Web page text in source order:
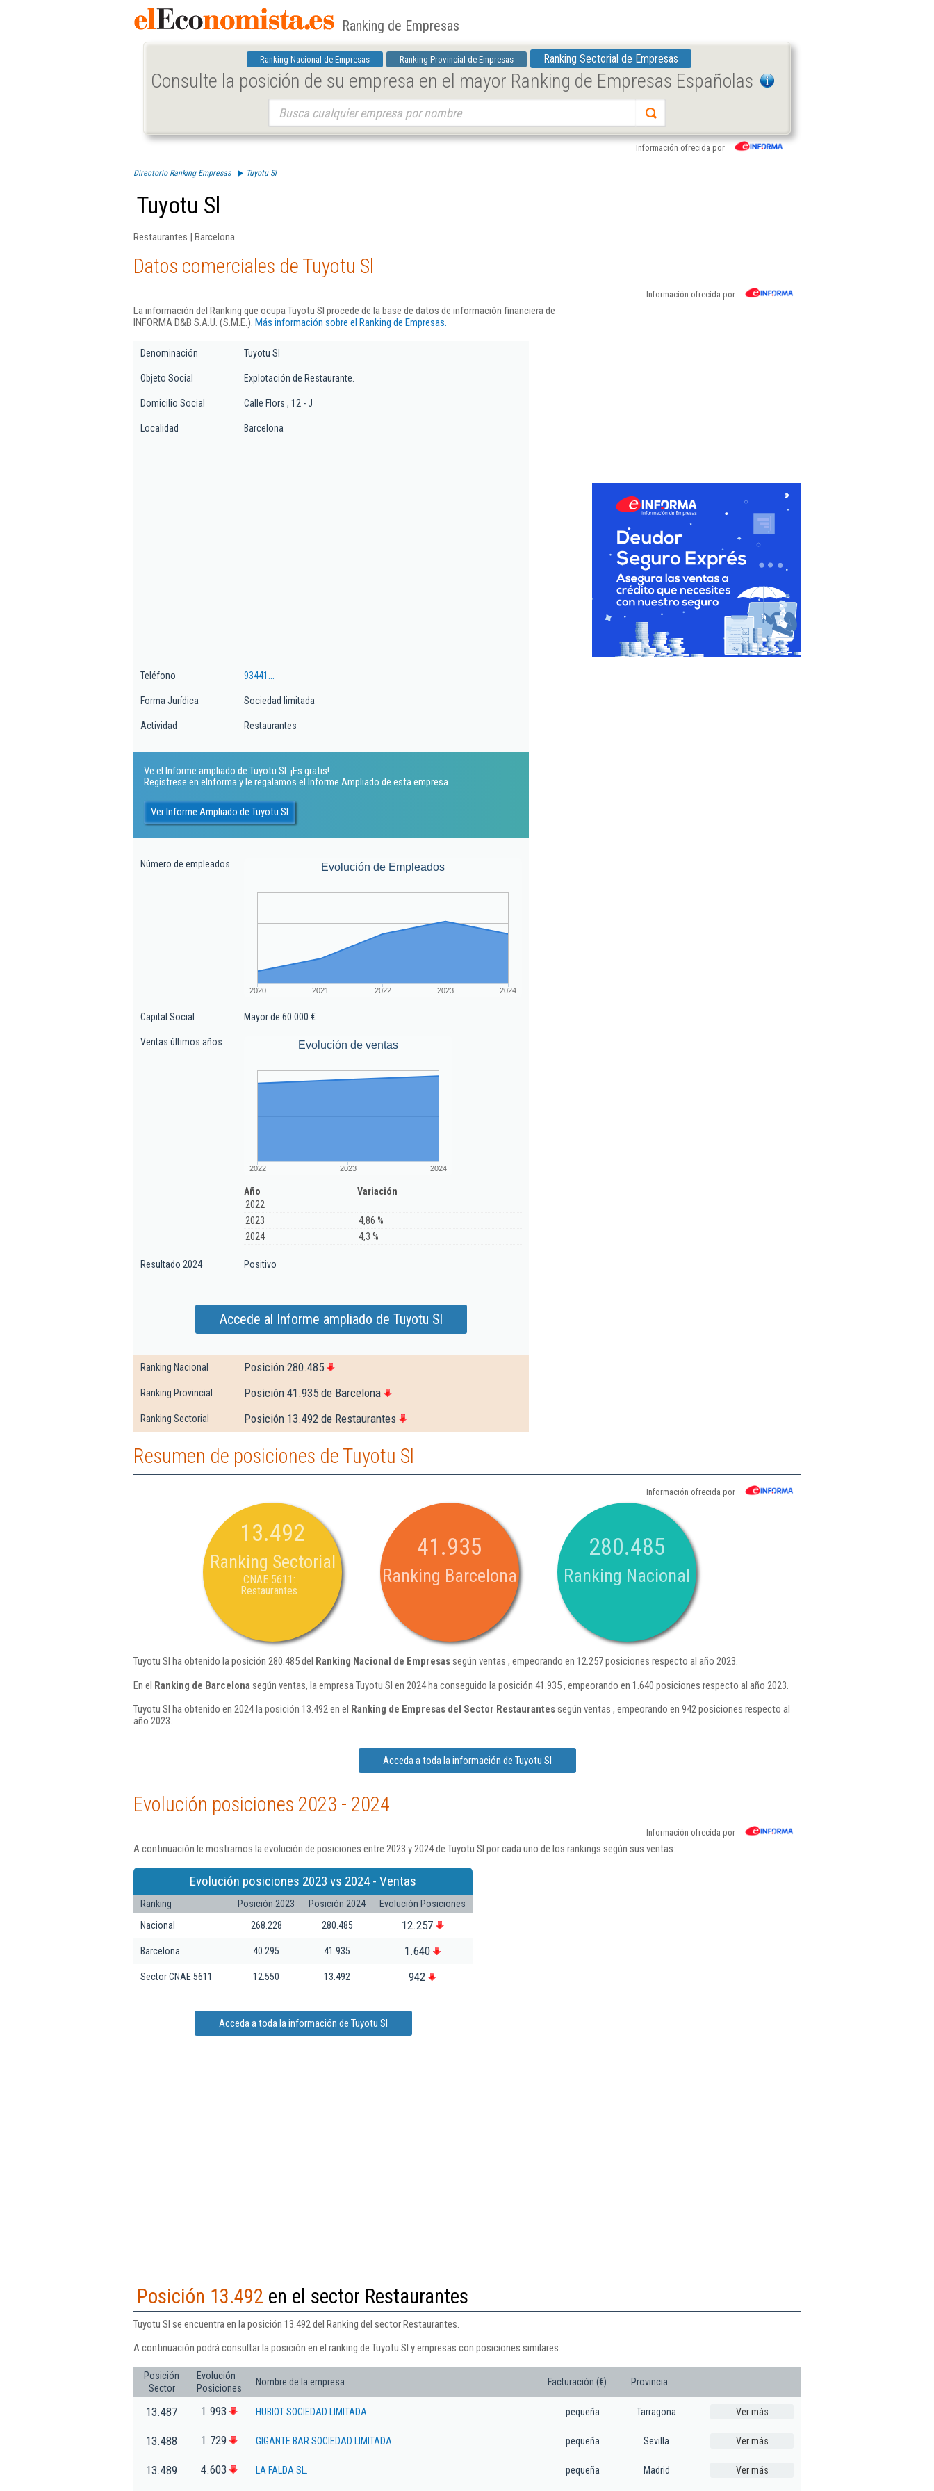
Ranking de Empresas
Ranking Nacional de Empresas Ranking Provincial de Empresas Ranking Sectorial de Empresas
Consulte la posición de su empresa en el mayor Ranking de Empresas Españolas
Información ofrecida por
Directorio Ranking Empresas Tuyotu Sl
Tuyotu Sl
Restaurantes | Barcelona
Datos comerciales de Tuyotu Sl
Información ofrecida por
La información del Ranking que ocupa Tuyotu Sl procede de la base de datos de información financiera de
INFORMA D&B S.A.U. (S.M.E.). Más información sobre el Ranking de Empresas.
Denominación Tuyotu Sl
Objeto Social Explotación de Restaurante.
Domicilio Social Calle Flors , 12 - J
Localidad Barcelona
Teléfono 93441...
Forma Jurídica Sociedad limitada
Actividad Restaurantes
Ve el Informe ampliado de Tuyotu Sl. ¡Es gratis!
Regístrese en eInforma y le regalamos el Informe Ampliado de esta empresa
Ver Informe Ampliado de Tuyotu Sl
Número de empleados Evolución de Empleados
2020 2021 2022 2023 2024
Capital Social Mayor de 60.000 €
Ventas últimos años Evolución de ventas
2022 2023 2024
Año
Variación
2022
2023
4,86 %
2024
4,3 %
Resultado 2024 Positivo
Accede al Informe ampliado de Tuyotu Sl
Ranking Nacional Posición 280.485
Ranking Provincial Posición 41.935 de Barcelona
Ranking Sectorial Posición 13.492 de Restaurantes
Resumen de posiciones de Tuyotu Sl
Información ofrecida por
13.492
Ranking Sectorial
CNAE 5611:
Restaurantes
41.935
Ranking Barcelona
280.485
Ranking Nacional
Tuyotu Sl ha obtenido la posición 280.485 del Ranking Nacional de Empresassegún ventas , empeorando en 12.257 posiciones respecto al año 2023.
En el Ranking de Barcelona según ventas, la empresa Tuyotu Sl en 2024 ha conseguido la posición 41.935 , empeorando en 1.640 posiciones respecto al año 2023.
Tuyotu Sl ha obtenido en 2024 la posición 13.492 en el Ranking de Empresas del Sector Restaurantessegún ventas , empeorando en 942 posiciones respecto al
año 2023.
Acceda a toda la información de Tuyotu Sl
Evolución posiciones 2023 - 2024
Información ofrecida por
A continuación le mostramos la evolución de posiciones entre 2023 y 2024 de Tuyotu Sl por cada uno de los rankings según sus ventas:
Evolución posiciones 2023 vs 2024 - Ventas
Ranking Posición 2023 Posición 2024
Evolución Posiciones
Nacional
268.228 280.485 12.257
Barcelona 40.295 41.935 1.640
Sector CNAE 5611 12.550 13.492 942
Acceda a toda la información de Tuyotu Sl
Posición 13.492 en el sector Restaurantes
Tuyotu Sl se encuentra en la posición 13.492 del Ranking del sector Restaurantes.
A continuación podrá consultar la posición en el ranking de Tuyotu Sl y empresas con posiciones similares:
Posición
Sector
Evolución
Posiciones
Nombre de la empresa Facturación (€) Provincia
13.487 1.993 HUBIOT SOCIEDAD LIMITADA. pequeña Tarragona Ver más
13.488 1.729 GIGANTE BAR SOCIEDAD LIMITADA. pequeña Sevilla Ver más
13.489 4.603 LA FALDA SL. pequeña Madrid Ver más